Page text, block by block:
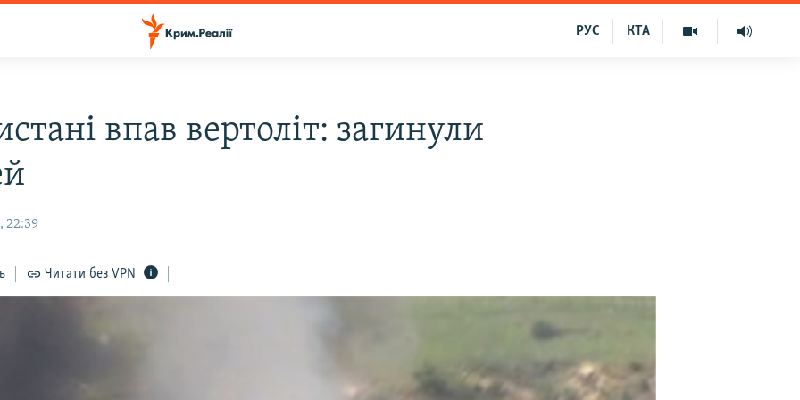
КТА
РУС
впав вертоліт: загинули
22:39
Читати без VPN